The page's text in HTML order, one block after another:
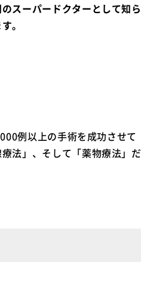
スーパードクターとして知ら
。
例以上の手術を成功させて
法」、そして「薬物療法」だ